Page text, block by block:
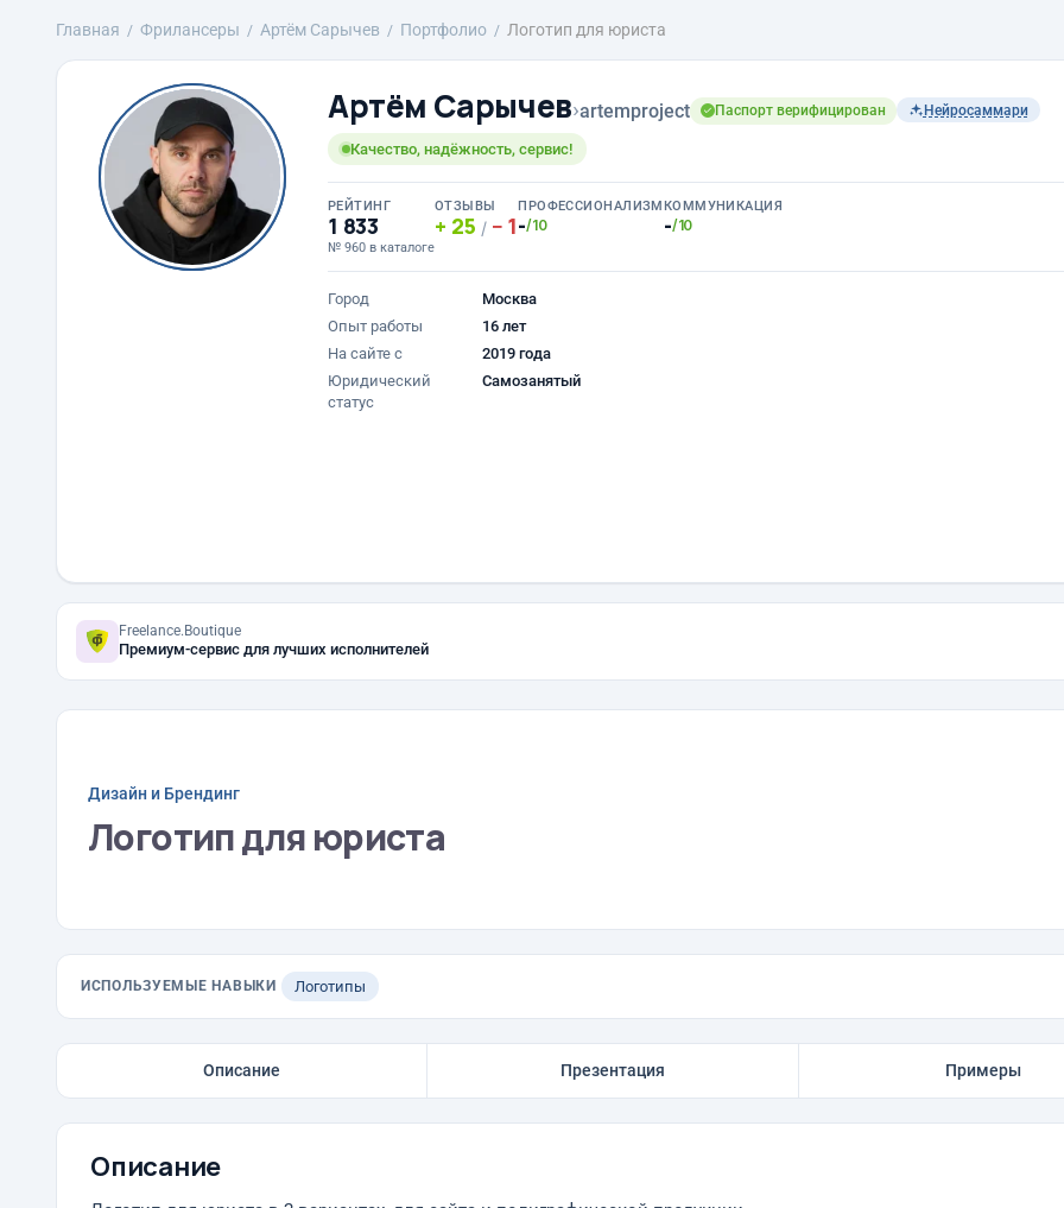
Главная Фрилансеры Артём Сарычев Портфолио Логотип для юриста
Артём Сарычев›artemproject Паспорт верифицирован Нейросаммари
Качество, надёжность, сервис!
РЕЙТИНГ
1 833
№ 960 в каталоге
ОТЗЫВЫ
25 / 1
ПРОФЕССИОНАЛИЗМ
-/10
КОММУНИКАЦИЯ
-/10
Город
Москва
Опыт работы
16 лет
На сайте с
2019 года
Юридический
статус
Самозанятый
Freelance.Boutique
Премиум-сервис для лучших исполнителей
Дизайн и Брендинг
Логотип для юриста
ИСПОЛЬЗУЕМЫЕ НАВЫКИ Логотипы
Описание Презентация Примеры
Описание